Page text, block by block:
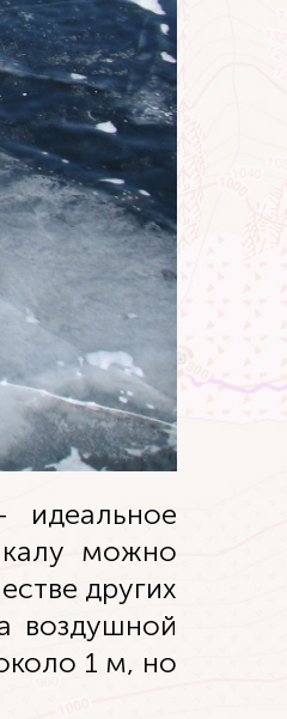
идеальное
можно
других
воздушной
1 м, но